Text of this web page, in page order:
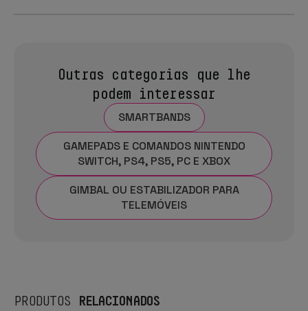
Outras categorias que lhe
podem interessar
SMARTBANDS
GAMEPADS E COMANDOS NINTENDO
SWITCH, PS4, PS5, PC E XBOX
GIMBAL OU ESTABILIZADOR PARA
TELEMÓVEIS
PRODUTOS RELACIONADOS